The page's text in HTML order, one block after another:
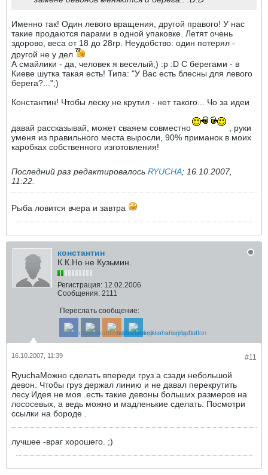
Именно так! Один левого вращения, другой правого! У нас
такие продаются парами в одной упаковке. Летят очень
здорово, веса от 18 до 28гр. Неудобство: один потерял -
другой не у дел
А смайлики - да, человек я веселый;) :p :D С берегами - в
Киеве шутка такая есть! Типа: "У Вас есть блесны для левого
берега?...";)
Константин! Чтобы леску не крутил - нет такого... Чо за идеи
давай рассказывай, может сваяем совместно
, руки
уменя из правильного места выросли, 90% приманок в моих
каробках собственного изготовления!
Последний раз редактировалось RYUCHA; 16.10.2007,
11:22.
Рыба ловится вчера и завтра
константин
К.К.Но не Кузьмин.
Регистрация: 12.02.2006
Сообщения: 2111
Переслать сообщение:
#11
16.10.2007, 11:39
RyuchaМожно сделать впереди груз а сзади небольшой
девон. Чтобы груз держал линию и не давал перекрутить
лесу.Идея не моя .есть такие девоны больших размеров на
лососевых, а ведь можно и мадленькие сделать. Посмотри
ссылки на бороде .
лучшее -враг хорошего. ;)